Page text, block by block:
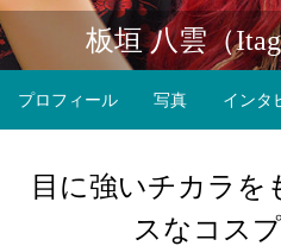
板垣 八雲（
プロフィール 写真 インタ
目に強いチカラを
スなコス